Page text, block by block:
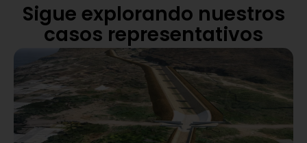
Sigue explorando nuestros
casos representativos